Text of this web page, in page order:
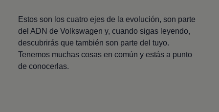
Estos son los cuatro ejes de la evolución, son parte
del ADN de Volkswagen y, cuando sigas leyendo,
descubrirás que también son parte del tuyo.
Tenemos muchas cosas en común y estás a punto
de conocerlas.